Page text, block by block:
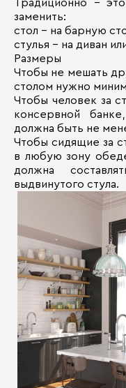
Традиционно -
заменить:
стол - на барную
стулья - на диван
Размеры
Чтобы не мешать
столом нужно
Чтобы человек за
консервной
должна быть не
Чтобы сидящие за
в любую зону
должна
выдвинутого стула.